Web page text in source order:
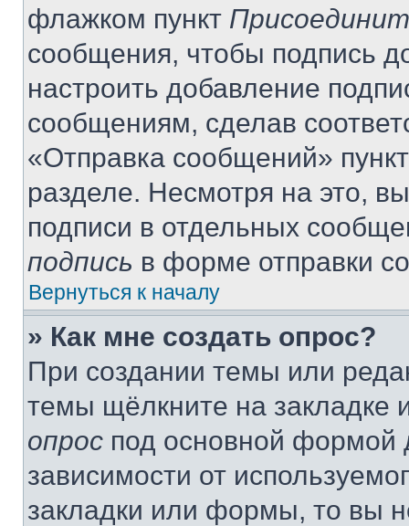
флажком пункт
сообщения, чтобы подпись
настроить добавление
сообщениям, сделав
«Отправка сообщений»
разделе. Несмотря на это,
подписи в отдельных
подпись в форме отправки
Вернуться к началу
» Как мне создать опрос?
При создании темы или
темы щёлкните на
опрос под основной формой
зависимости от
закладки или формы, то вы